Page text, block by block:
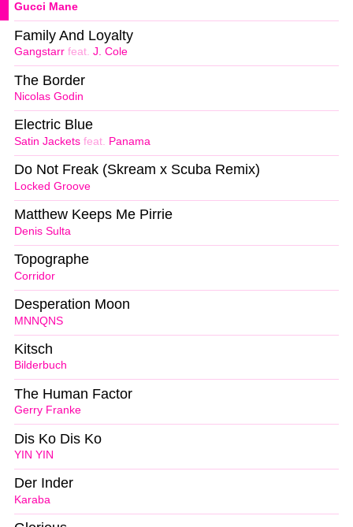
Gucci Mane
Gangstarr feat. J. Cole
Family And Loyalty
Nicolas Godin
The Border
Satin Jackets feat. Panama
Electric Blue
Locked Groove
Do Not Freak (Skream x Scuba Remix)
Denis Sulta
Matthew Keeps Me Pirrie
Corridor
Topographe
MNNQNS
Desperation Moon
Bilderbuch
Kitsch
Gerry Franke
The Human Factor
YIN YIN
Dis Ko Dis Ko
Karaba
Der Inder